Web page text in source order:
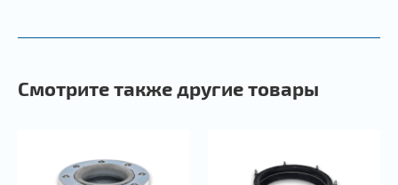
Смотрите также другие товары